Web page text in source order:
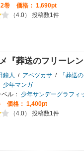
巻
価格： 1,690pt
（4.0） 投稿数1件
『葬送のフリーレ
鐘人 / アベツカサ /
「葬送
少年マンガ
ル：
少年サンデーグラフィ
価格： 1,400pt
（4.0） 投稿数1件